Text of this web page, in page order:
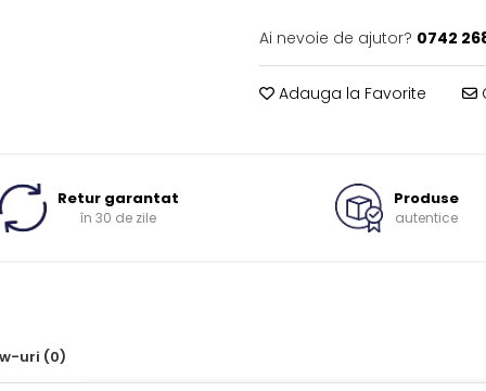
Ai nevoie de ajutor? 0742
Adauga la Favorite
Retur garantat
în 30 de zile
Produse
autentice
uri (0)